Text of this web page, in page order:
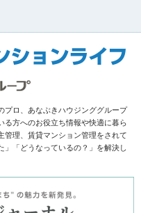
プロ、あなぶきハウジンググループ
る方へのお役立ち情報や快適に暮ら
管理、賃貸マンション管理をされて
」「どうなっているの？」を解決し